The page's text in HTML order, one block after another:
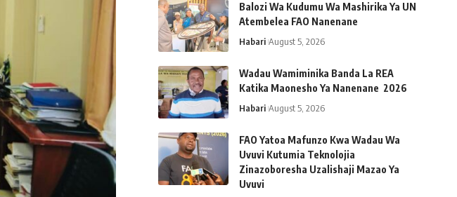
Balozi Wa Kudumu Wa Mashirika Ya UN
Atembelea FAO Nanenane
Habari August 5, 2026
Wadau Wamiminika Banda La REA
Katika Maonesho Ya Nanenane 2026
Habari August 5, 2026
FAO Yatoa Mafunzo Kwa Wadau Wa
Uvuvi Kutumia Teknolojia
Zinazoboresha Uzalishaji Mazao Ya
Uvuvi